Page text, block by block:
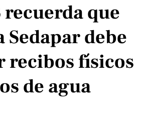
recuerda que
Sedapar debe
recibos físicos
de agua